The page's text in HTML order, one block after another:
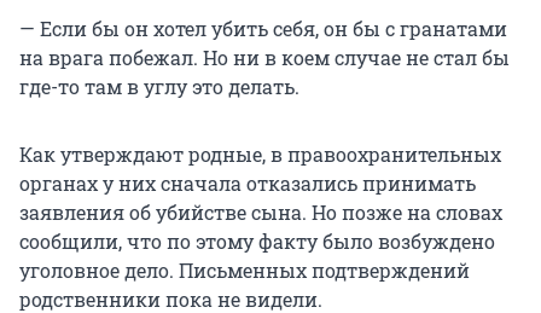
— Если бы он хотел убить себя, он бы с гранатами
на врага побежал. Но ни в коем случае не стал бы
где-то там в углу это делать.
Как утверждают родные, в правоохранительных
органах у них сначала отказались принимать
заявления об убийстве сына. Но позже на словах
сообщили, что по этому факту было возбуждено
уголовное дело. Письменных подтверждений
родственники пока не видели.